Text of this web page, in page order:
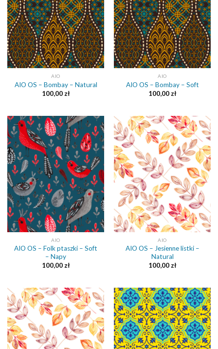
AIO
AIO OS – Bombay – Natural
100,00 zł
AIO
AIO OS – Bombay – Soft
100,00 zł
AIO
AIO OS – Folk ptaszki – Soft
– Napy
100,00zł
AIO
AIO OS – Jesienne listki –
Natural
100,00zł